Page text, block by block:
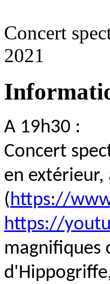
Concert
2021
A 19h30 :
Concert
en extérieur,
(https://
https://
magnifiques